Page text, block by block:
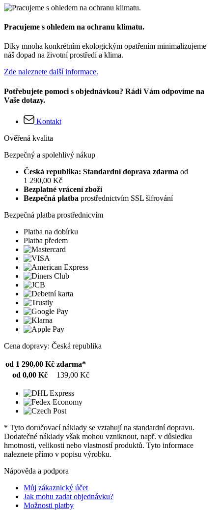
Pracujeme s ohledem na ochranu klimatu.
Díky mnoha konkrétním ekologickým opatřením minimalizujeme
náš dopad na životní prostředí a klima.
Zde naleznete další informace.
Potřebujete pomoci s objednávkou? Rádi Vám odpovíme na
Vaše dotazy.
Kontakt
Ověřená kvalita
Bezpečný a spolehlivý nákup
Česká republika: Standardní doprava zdarma od
1 290,00 Kč
Bezplatné vrácení zboží
Bezpečná platba prostřednictvím SSL šifrování
Bezpečná platba prostřednicvím
Platba na dobírku
Platba předem
Cena dopravy: Česká republika
od 1 290,00 Kč zdarma*
od 0,00 Kč
139,00 Kč
* Tyto doručovací náklady se vztahují na standardní dopravu.
Dodatečné náklady však mohou vzniknout, např. v důsledku
hmotnosti, velikosti nebo vlastností produktů. Tyto informace
naleznete přímo v popisu výrobku.
Nápověda a podpora
Můj zákaznický účet
Jak mohu zadat objednávku?
Možnosti platby